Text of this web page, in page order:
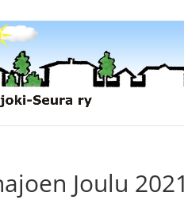
Joulu